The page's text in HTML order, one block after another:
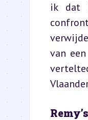
ik dat
van